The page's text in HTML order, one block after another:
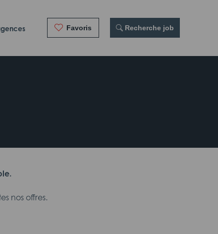
Favoris Recherche job
nos offres.